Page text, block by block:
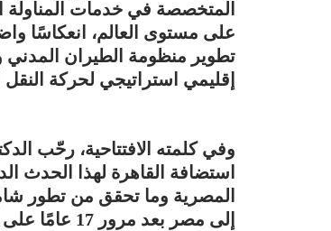
المتخصصة في خدمات المناولة
على مستوى العالم، انعكاسًا
تطوير منظومة الطيران المدني
إقليمي استراتيجي لحركة
وفي كلمته الافتتاحية، رحّب
استضافة القاهرة لهذا الحدث
المصرية وما تحقق من تطور
إلى مصر